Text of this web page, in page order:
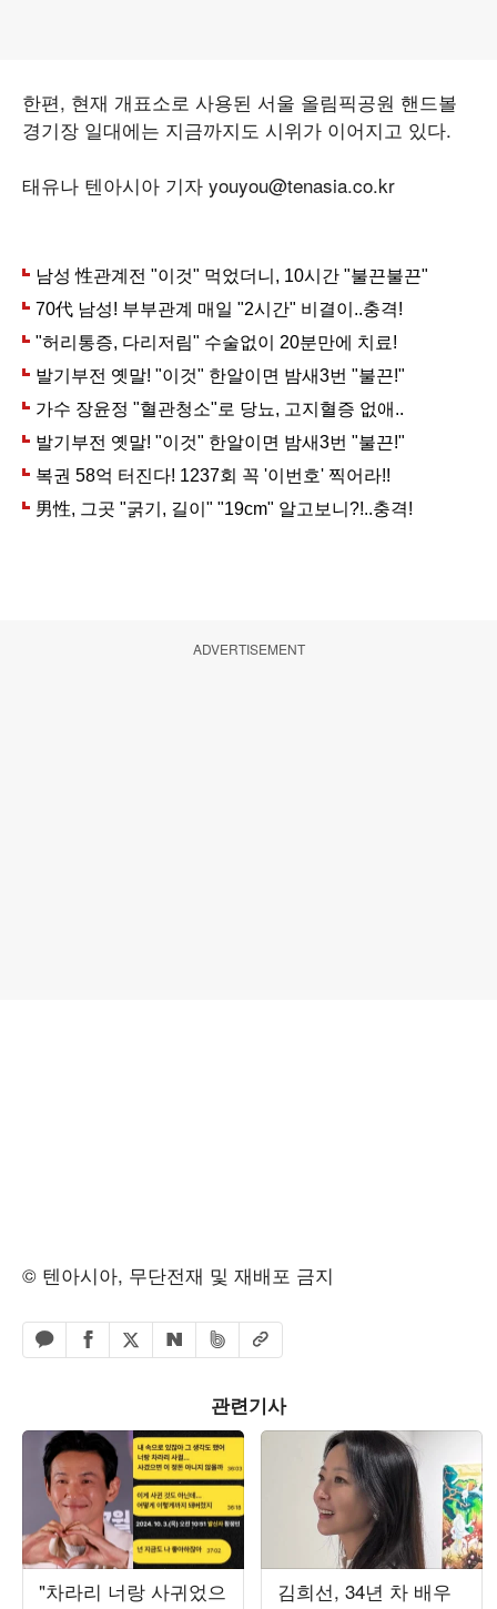
한편, 현재 개표소로 사용된 서울 올림픽공원 핸드볼
경기장 일대에는 지금까지도 시위가 이어지고 있다.
태유나 텐아시아 기자 youyou@tenasia.co.kr
ADVERTISEMENT
© 텐아시아, 무단전재 및 재배포 금지
카카오톡 공유하기
페이스북 공유하기
엑스 공유하기
네이버 공유하기
밴드 공유하기
URL복사
관련기사
"차라리 너랑 사귀었으
김희선, 34년 차 배우